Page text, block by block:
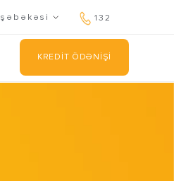
şəbəkəsi 132
KREDİT ÖDƏNİŞİ